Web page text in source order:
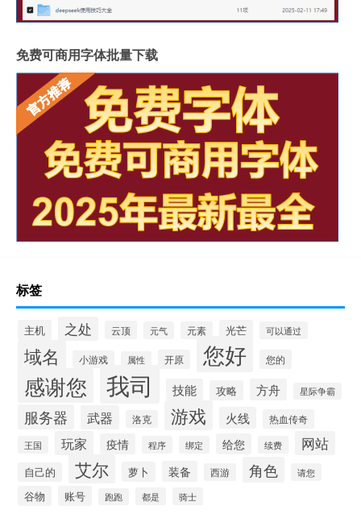
免费可商用字体批量下载
标签
主机 之处 云顶 元气 元素 光芒 可以通过
域名 小游戏 属性 开原 您好 您的
感谢您 我司 技能 攻略 方舟 星际争霸
服务器 武器 洛克 游戏 火线 热血传奇
王国 玩家 疫情 程序 绑定 给您 续费 网站
自己的 艾尔 萝卜 装备 西游 角色 请您
谷物 账号 跑跑 都是 骑士